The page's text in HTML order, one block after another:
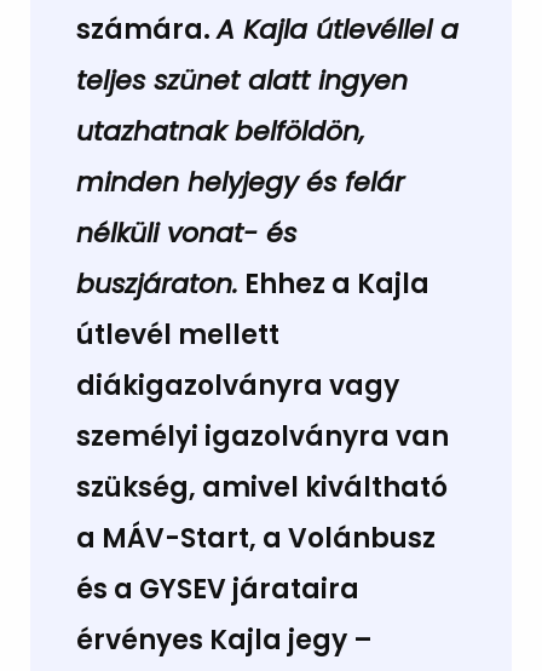
számára.A Kajla útlevéllel a
teljes szünet alatt ingyen
utazhatnak belföldön,
minden helyjegy és felár
nélküli vonat- és
buszjáraton. Ehhez a Kajla
útlevél mellett
diákigazolványra vagy
személyi igazolványra van
szükség, amivel kiváltható
a MÁV-Start, a Volánbusz
és a GYSEV járataira
érvényes Kajla jegy –